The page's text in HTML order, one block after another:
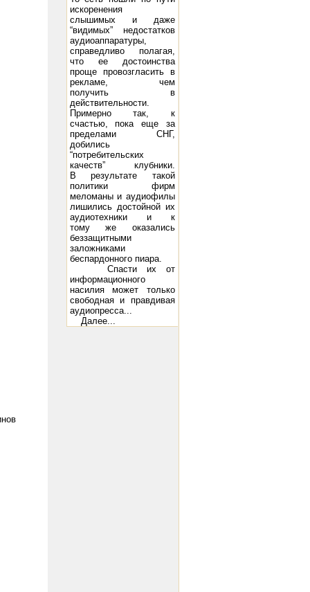
искоренения
слышимых и даже
“видимых” недостатков
аудиоаппаратуры,
справедливо полагая,
что ее достоинства
проще провозгласить в
рекламе, чем
получить в
действительности.
Примерно так, к
счастью, пока еще за
пределами СНГ,
добились
“потребительских
качеств” клубники.
В результате такой
политики фирм
меломаны и аудиофилы
лишились достойной их
аудиотехники и к
тому же оказались
беззащитными
заложниками
беспардонного пиара.
Спасти их от
информационного
насилия может только
свободная и правдивая
аудиопресса...
Далее...